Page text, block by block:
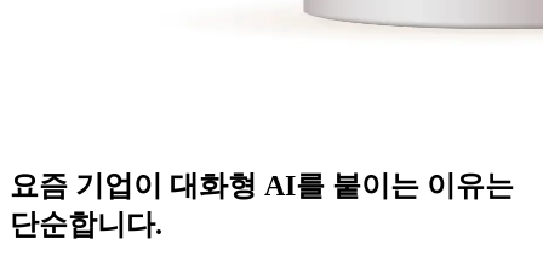
요즘 기업이 대화형 AI를 붙이는 이유는
단순합니다.